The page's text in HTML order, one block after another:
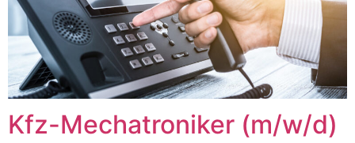
Kfz-Mechatroniker (m/w/d)